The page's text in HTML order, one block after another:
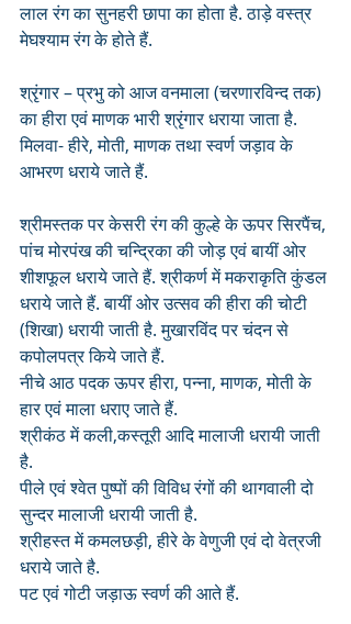
लाल रंग का सुनहरी छापा का होता है. ठाड़े वस्त्र
मेघश्याम रंग के होते हैं.
श्रृंगार – प्रभु को आज वनमाला (चरणारविन्द तक)
का हीरा एवं माणक भारी श्रृंगार धराया जाता है.
मिलवा- हीरे, मोती, माणक तथा स्वर्ण जड़ाव के
आभरण धराये जाते हैं.
श्रीमस्तक पर केसरी रंग की कुल्हे के ऊपर सिरपैंच,
पांच मोरपंख की चन्द्रिका की जोड़ एवं बायीं ओर
शीशफूल धराये जाते हैं. श्रीकर्ण में मकराकृति कुंडल
धराये जाते हैं. बायीं ओर उत्सव की हीरा की चोटी
(शिखा) धरायी जाती है. मुखारविंद पर चंदन से
कपोलपत्र किये जाते हैं.
नीचे आठ पदक ऊपर हीरा, पन्ना, माणक, मोती के
हार एवं माला धराए जाते हैं.
श्रीकंठ में कली,कस्तूरी आदि मालाजी धरायी जाती
है.
पीले एवं श्वेत पुष्पों की विविध रंगों की थागवाली दो
सुन्दर मालाजी धरायी जाती है.
श्रीहस्त में कमलछड़ी, हीरे के वेणुजी एवं दो वेत्रजी
धराये जाते है.
पट एवं गोटी जड़ाऊ स्वर्ण की आते हैं.